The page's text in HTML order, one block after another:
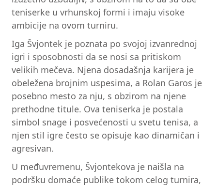
teniserke u vrhunskoj formi i imaju visoke
ambicije na ovom turniru.
Iga Švjontek je poznata po svojoj izvanrednoj
igri i sposobnosti da se nosi sa pritiskom
velikih mečeva. Njena dosadašnja karijera je
obeležena brojnim uspesima, a Rolan Garos je
posebno mesto za nju, s obzirom na njene
prethodne titule. Ova teniserka je postala
simbol snage i posvećenosti u svetu tenisa, a
njen stil igre često se opisuje kao dinamičan i
agresivan.
U međuvremenu, Švjontekova je naišla na
podršku domaće publike tokom celog turnira,